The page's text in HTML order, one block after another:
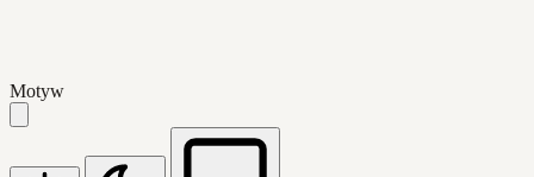
Motyw